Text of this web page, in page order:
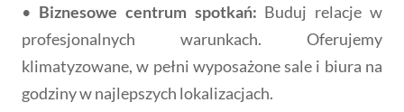
• Biznesowe centrum spotkań: Buduj relacje w
profesjonalnych warunkach. Oferujemy
klimatyzowane, w pełni wyposażone sale i biura na
godziny w najlepszych lokalizacjach.